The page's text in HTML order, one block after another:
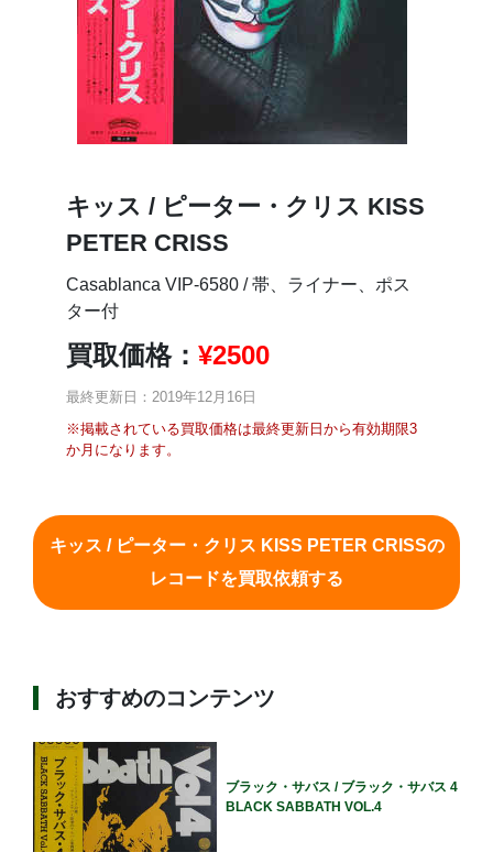
キッス / ピーター・クリス KISS
PETER CRISS
Casablanca VIP-6580 / 帯、ライナー、ポス
ター付
買取価格： ¥2500
最終更新日：2019年12月16日
※掲載されている買取価格は最終更新日から有効期限3
か月になります。
キッス / ピーター・クリス KISS PETER CRISSの
レコードを買取依頼する
おすすめのコンテンツ
ブラック・サバス / ブラック・サバス 4
BLACK SABBATH VOL.4